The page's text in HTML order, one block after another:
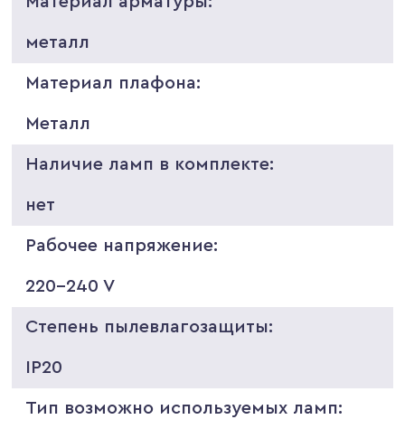
металл
Материал плафона:
Металл
Наличие ламп в комплекте:
нет
Рабочее напряжение:
220-240 V
Степень пылевлагозащиты:
IP20
Тип возможно используемых ламп: